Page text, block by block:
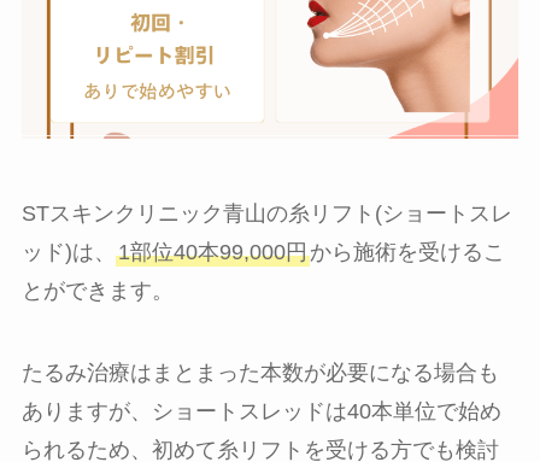
STスキンクリニック青山の糸リフト(ショートスレ
ッド)は、 1部位40本99,000円から施術を受けるこ
とができます。
たるみ治療はまとまった本数が必要になる場合も
ありますが、ショートスレッドは40本単位で始め
られるため、初めて糸リフトを受ける方でも検討